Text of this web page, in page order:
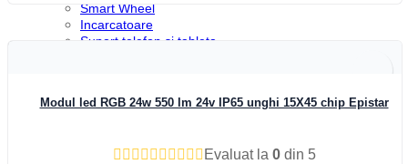
Smart Wheel
Incarcatoare
Suport telefon si tableta
Benzi LED
Iluminat Industrial
Vezi rapid
Modul led RGB 24w 550 lm 24v IP65 unghi 15X45 chip Epistar
Evaluat la 0din 5